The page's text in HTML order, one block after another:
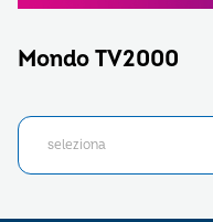
Mondo TV2000